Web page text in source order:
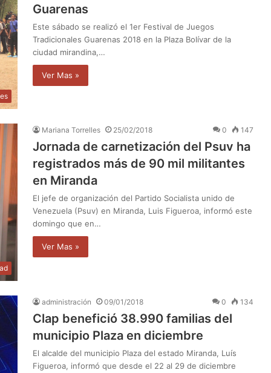
Guarenas
Este sábado se realizó el 1er Festival de Juegos
Tradicionales Guarenas 2018 en la Plaza Bolívar de la
ciudad mirandina,…
Ver Mas »
Mariana Torrelles 25/02/2018 0 147
Jornada de carnetización del Psuv ha
registrados más de 90 mil militantes
en Miranda
El jefe de organización del Partido Socialista unido de
Venezuela (Psuv) en Miranda, Luis Figueroa, informó este
domingo que en…
Ver Mas »
administración 09/01/2018 0 134
Clap benefició 38.990 familias del
municipio Plaza en diciembre
El alcalde del municipio Plaza del estado Miranda, Luís
Figueroa, informó que desde el 22 al 29 de diciembre